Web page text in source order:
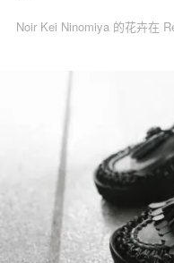
Noir Kei Ninomiya 的花卉在